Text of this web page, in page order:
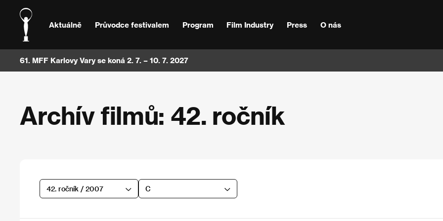
Aktuálně Průvodce festivalem Program Film Industry Press O nás
61. MFF Karlovy Vary se koná 2. 7. – 10. 7. 2027
Archív filmů: 42. ročník
42. ročník / 2007 C